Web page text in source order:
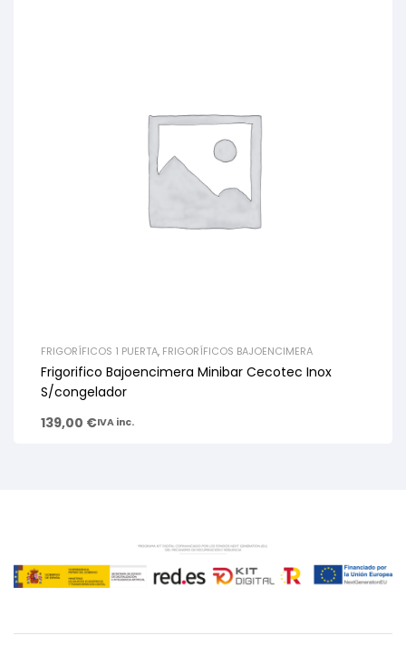
FRIGORÍFICOS 1 PUERTA, FRIGORÍFICOS BAJOENCIMERA
Frigorifico Bajoencimera Minibar Cecotec Inox
S/congelador
139,00 €IVA inc.